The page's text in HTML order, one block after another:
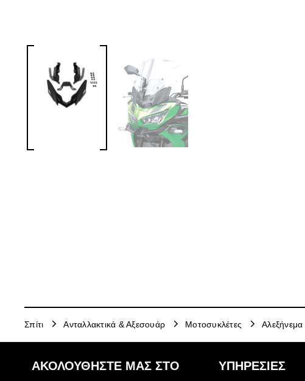
Σπίτι Ανταλλακτικά & Αξεσουάρ Μοτοσυκλέτες Αλεξήνεμα
ΑΚΟΛΟΥΘΉΣΤΕ ΜΑΣ ΣΤΟ ΥΠΗΡΕΣΙΕΣ